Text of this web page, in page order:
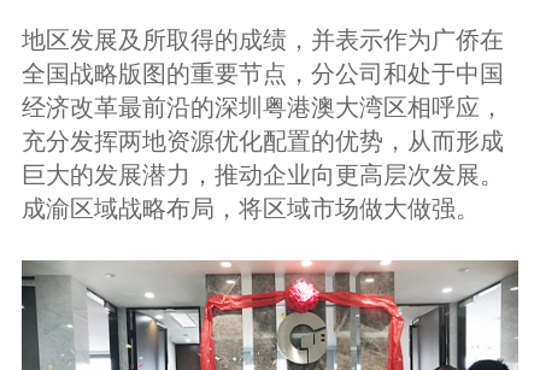
地区发展及所取得的成绩，并表示作为广侨在
全国战略版图的重要节点，分公司和处于中国
经济改革最前沿的深圳粤港澳大湾区相呼应，
充分发挥两地资源优化配置的优势，从而形成
巨大的发展潜力，推动企业向更高层次发展。
成渝区域战略布局，将区域市场做大做强。